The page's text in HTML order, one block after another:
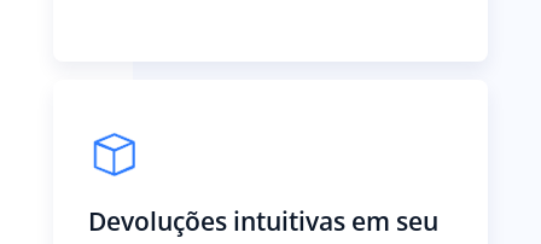
Devoluções intuitivas em seu